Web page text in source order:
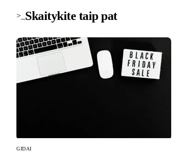
>_ Skaitykite taip pat
GIDAI